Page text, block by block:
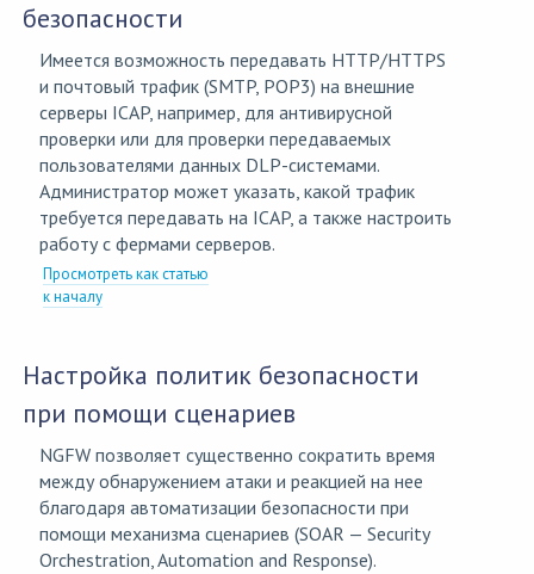
безопасности
Имеется возможность передавать HTTP/HTTPS
и почтовый трафик (SMTP, POP3) на внешние
серверы ICAP, например, для антивирусной
проверки или для проверки передаваемых
пользователями данных DLP-системами.
Администратор может указать, какой трафик
требуется передавать на ICAP, а также настроить
работу с фермами серверов.
Просмотреть как статью
к началу
Настройка политик безопасности
при помощи сценариев
NGFW позволяет существенно сократить время
между обнаружением атаки и реакцией на нее
благодаря автоматизации безопасности при
помощи механизма сценариев (SOAR — Security
Orchestration, Automation and Response).